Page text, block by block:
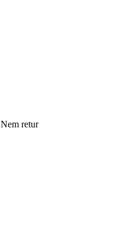
Nem retur